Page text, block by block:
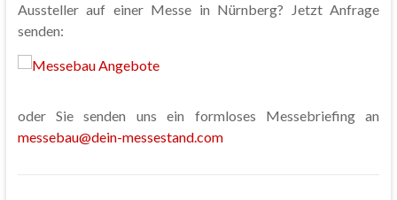
Aussteller auf einer Messe in Nürnberg? Jetzt Anfrage
senden:
oder Sie senden uns ein formloses Messebriefing an
messebau@dein-messestand.com